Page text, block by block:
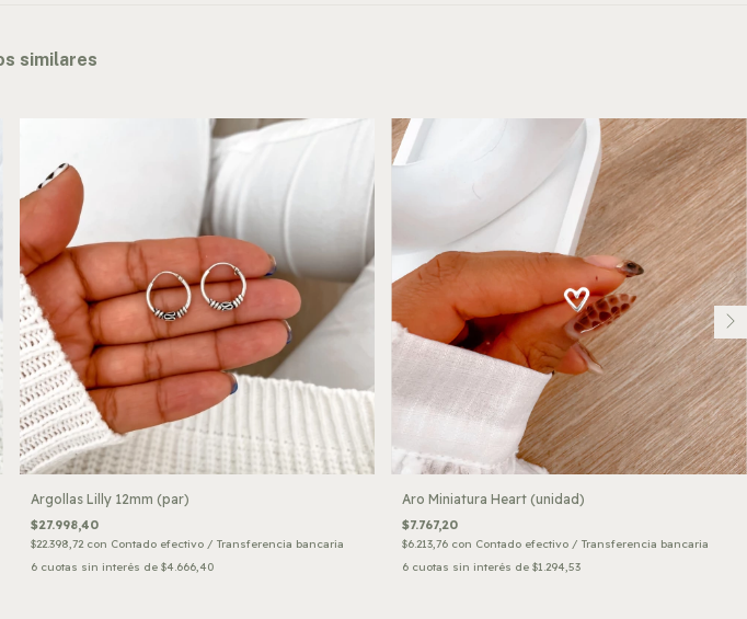
similares
Argollas Lilly 12mm (par)
$27.998,40
$22.398,72 con Contado efectivo / Transferencia bancaria
6 cuotas sin interés de $4.666,40
Aro Miniatura Heart (unidad)
$7.767,20
$6.213,76 con Contado efectivo / Transferencia bancaria
6 cuotas sin interés de$1.294,53